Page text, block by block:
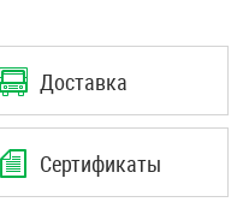
Доставка
Сертификаты